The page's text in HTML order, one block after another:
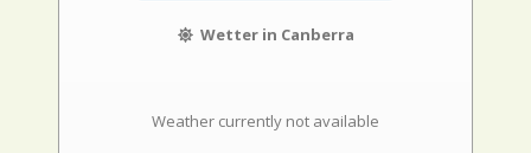
Wetter in Canberra
Weather currently not available